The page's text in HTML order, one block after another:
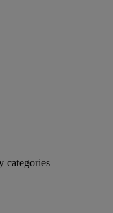
categories